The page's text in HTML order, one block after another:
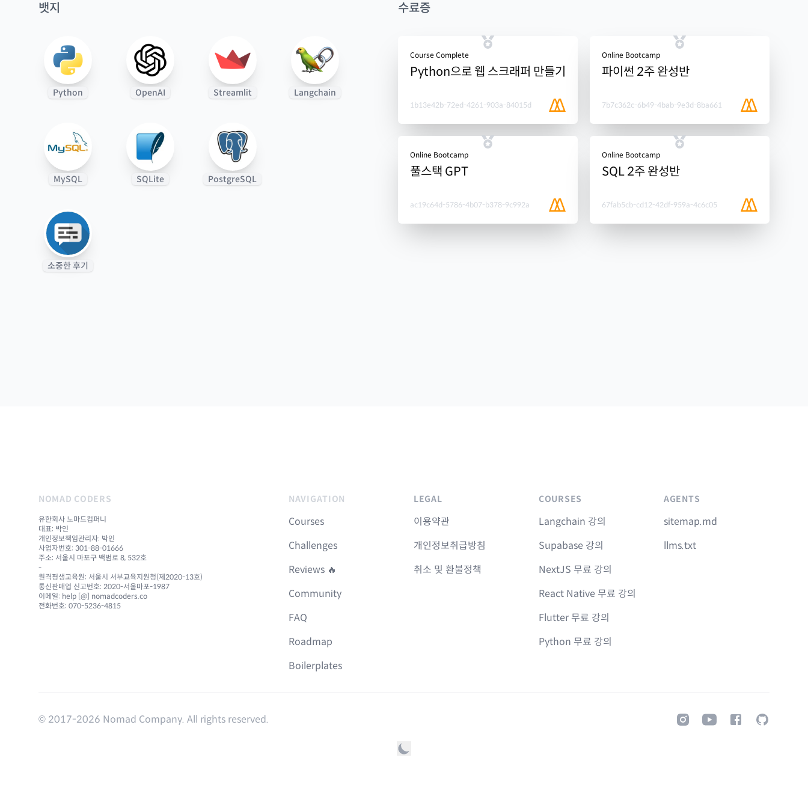
뱃지
Python OpenAI Streamlit Langchain
MySQL SQLite PostgreSQL
소중한 후기
수료증
Course Complete
Python으로 웹 스크래퍼 만들기
1b13e42b-72ed-4261-903a-84015d
Online Bootcamp
파이썬 2주 완성반
7b7c362c-6b49-4bab-9e3d-8ba661
Online Bootcamp
풀스택 GPT
ac19c64d-5786-4b07-b378-9c992a
Online Bootcamp
SQL 2주 완성반
67fab5cb-cd12-42df-959a-4c6c05
NOMAD CODERS
유한회사 노마드컴퍼니
대표: 박인
개인정보책임관리자: 박인
사업자번호: 301-88-01666
주소: 서울시 마포구 백범로 8, 532호
-
원격평생교육원: 서울시 서부교육지원청(제2020-13호)
통신판매업 신고번호: 2020-서울마포-1987
이메일: help [@] nomadcoders.co
전화번호: 070-5236-4815
NAVIGATION
Courses
Challenges
Reviews 🔥
Community
FAQ
Roadmap
Boilerplates
LEGAL
이용약관
개인정보취급방침
취소 및 환불정책
COURSES
Langchain 강의
Supabase 강의
NextJS 무료 강의
React Native 무료 강의
Flutter 무료 강의
Python 무료 강의
AGENTS
sitemap.md
llms.txt
InstagramYoutubeFacebookGitHub
© 2017-2026 Nomad Company. All rights reserved.